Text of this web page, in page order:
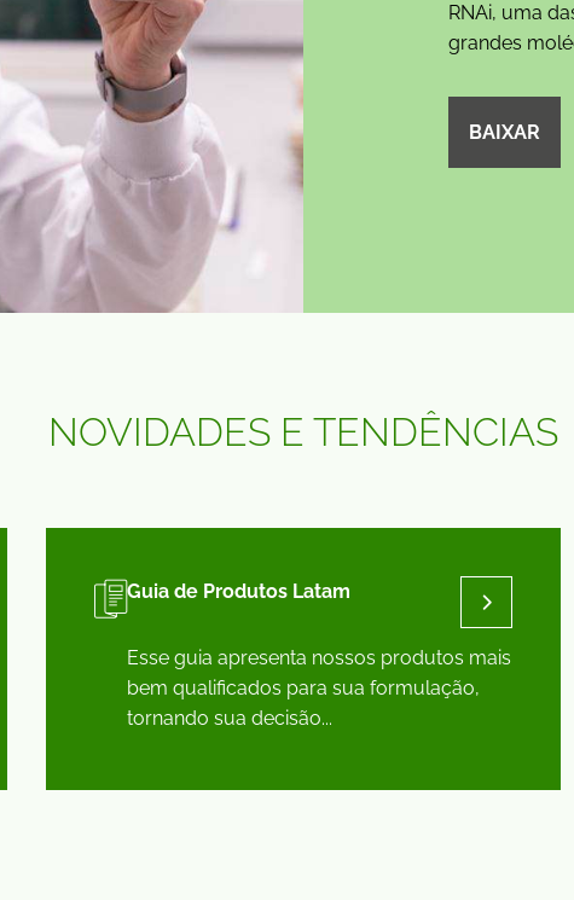
RNAi, uma
grandes
BAIXAR
NOVIDADES E TENDÊNCIAS
Guia de Produtos Latam
Esse guia apresenta nossos produtos mais
bem qualificados para sua formulação,
tornando sua decisão...